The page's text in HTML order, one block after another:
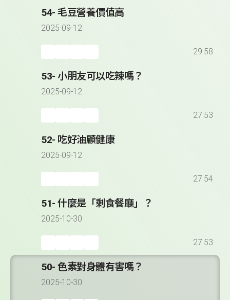
54- 毛豆營養價值高
2025-09-12
29:58
53- 小朋友可以吃辣嗎？
2025-09-12
27:53
52- 吃好油顧健康
2025-09-12
27:54
51- 什麼是「剩食餐廳」？
2025-10-30
27:53
50- 色素對身體有害嗎？
2025-10-30